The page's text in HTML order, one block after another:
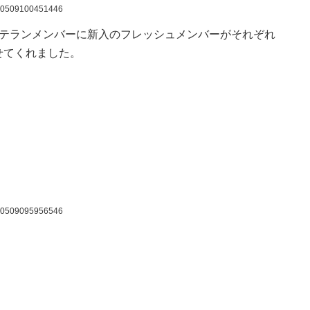
ランメンバーに新入のフレッシュメンバーがそれぞれ
くれました。